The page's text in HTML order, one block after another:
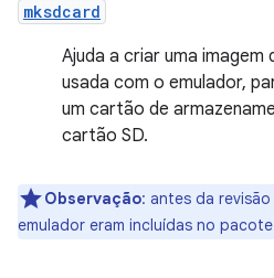
mksdcard
Ajuda a criar uma
usada com o emulador,
um cartão de
cartão SD.
Observação: antes da
emulador eram incluídas no